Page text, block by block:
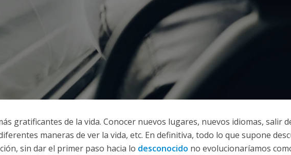
gratificantes de la vida. Conocer nuevos lugares, nuevos idiomas, salir
maneras de ver la vida, etc. En definitiva, todo lo que supone
sin dar el primer paso hacia lo desconocido no evolucionaríamos